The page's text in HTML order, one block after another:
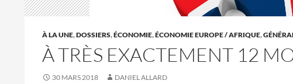
À LA UNE,DOSSIERS,ÉCONOMIE,ÉCONOMIE EUROPE / AFRIQUE,
À TRÈS EXACTEMENT 12
30 MARS 2018 DANIEL ALLARD